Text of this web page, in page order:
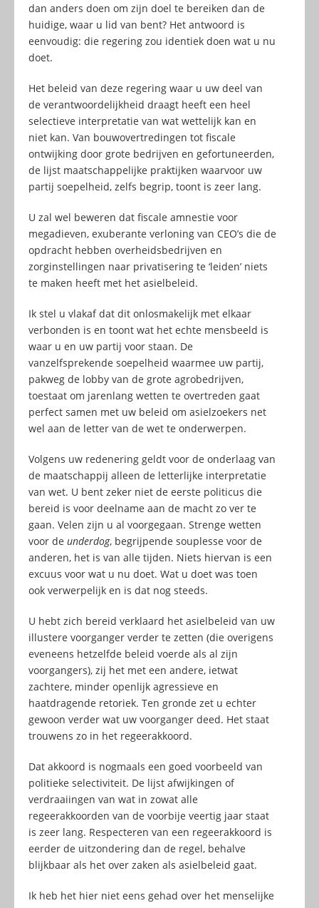
dan anders doen om zijn doel te bereiken dan de
huidige, waar u lid van bent? Het antwoord is
eenvoudig: die regering zou identiek doen wat u nu
doet.
Het beleid van deze regering waar u uw deel van
de verantwoordelijkheid draagt heeft een heel
selectieve interpretatie van wat wettelijk kan en
niet kan. Van bouwovertredingen tot fiscale
ontwijking door grote bedrijven en gefortuneerden,
de lijst maatschappelijke praktijken waarvoor uw
partij soepelheid, zelfs begrip, toont is zeer lang.
U zal wel beweren dat fiscale amnestie voor
megadieven, exuberante verloning van CEO’s die de
opdracht hebben overheidsbedrijven en
zorginstellingen naar privatisering te ‘leiden’ niets
te maken heeft met het asielbeleid.
Ik stel u vlakaf dat dit onlosmakelijk met elkaar
verbonden is en toont wat het echte mensbeeld is
waar u en uw partij voor staan. De
vanzelfsprekende soepelheid waarmee uw partij,
pakweg de lobby van de grote agrobedrijven,
toestaat om jarenlang wetten te overtreden gaat
perfect samen met uw beleid om asielzoekers net
wel aan de letter van de wet te onderwerpen.
Volgens uw redenering geldt voor de onderlaag van
de maatschappij alleen de letterlijke interpretatie
van wet. U bent zeker niet de eerste politicus die
bereid is voor deelname aan de macht zo ver te
gaan. Velen zijn u al voorgegaan. Strenge wetten
voor de underdog, begrijpende souplesse voor de
anderen, het is van alle tijden. Niets hiervan is een
excuus voor wat u nu doet. Wat u doet was toen
ook verwerpelijk en is dat nog steeds.
U hebt zich bereid verklaard het asielbeleid van uw
illustere voorganger verder te zetten (die overigens
eveneens hetzelfde beleid voerde als al zijn
voorgangers), zij het met een andere, ietwat
zachtere, minder openlijk agressieve en
haatdragende retoriek. Ten gronde zet u echter
gewoon verder wat uw voorganger deed. Het staat
trouwens zo in het regeerakkoord.
Dat akkoord is nogmaals een goed voorbeeld van
politieke selectiviteit. De lijst afwijkingen of
verdraaiingen van wat in zowat alle
regeerakkoorden van de voorbije veertig jaar staat
is zeer lang. Respecteren van een regeerakkoord is
eerder de uitzondering dan de regel, behalve
blijkbaar als het over zaken als asielbeleid gaat.
Ik heb het hier niet eens gehad over het menselijke